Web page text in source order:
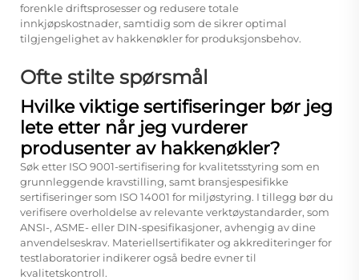
forenkle driftsprosesser og redusere totale
innkjøpskostnader, samtidig som de sikrer optimal
tilgjengelighet av hakkenøkler for produksjonsbehov.
Ofte stilte spørsmål
Hvilke viktige sertifiseringer bør jeg
lete etter når jeg vurderer
produsenter av hakkenøkler?
Søk etter ISO 9001-sertifisering for kvalitetsstyring som en
grunnleggende kravstilling, samt bransjespesifikke
sertifiseringer som ISO 14001 for miljøstyring. I tillegg bør du
verifisere overholdelse av relevante verktøystandarder, som
ANSI-, ASME- eller DIN-spesifikasjoner, avhengig av dine
anvendelseskrav. Materiellsertifikater og akkrediteringer for
testlaboratorier indikerer også bedre evner til
kvalitetskontroll.